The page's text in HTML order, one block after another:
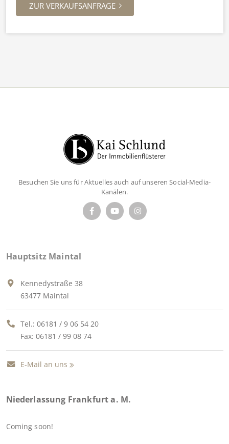
ZUR VERKAUFSANFRAGE
Besuchen Sie uns für Aktuelles auch auf unseren Social-Media-
Kanälen.
Hauptsitz Maintal
Kennedystraße 38
63477 Maintal
Tel.: 06181 / 9 06 54 20
Fax: 06181 / 99 08 74
E-Mail an uns
Niederlassung Frankfurt a. M.
Coming soon!